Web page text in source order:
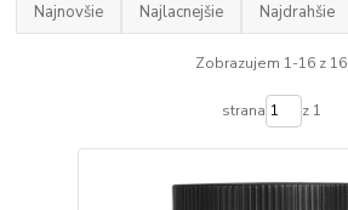
Najnovšie Najlacnejšie Najdrahšie
Zobrazujem 1-16 z 16
strana z 1